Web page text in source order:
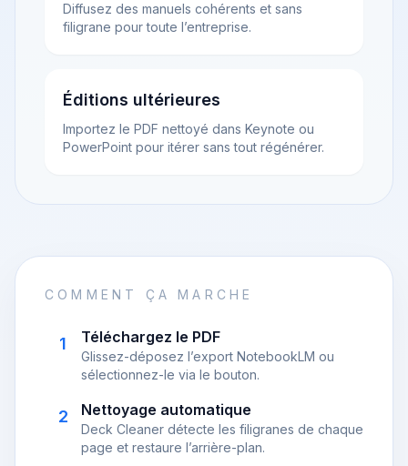
Diffusez des manuels cohérents et sans
filigrane pour toute l’entreprise.
Éditions ultérieures
Importez le PDF nettoyé dans Keynote ou
PowerPoint pour itérer sans tout régénérer.
COMMENT ÇA MARCHE
1 Téléchargez le PDF
Glissez-déposez l’export NotebookLM ou
sélectionnez-le via le bouton.
2 Nettoyage automatique
Deck Cleaner détecte les filigranes de chaque
page et restaure l’arrière-plan.